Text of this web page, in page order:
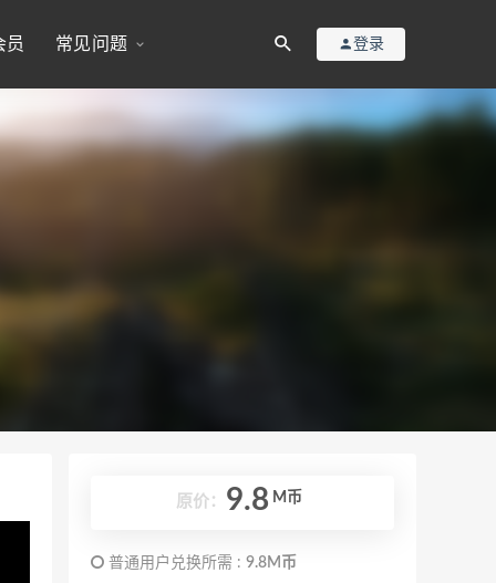
员 常见问题 登录
原价： 9.8 M币
普通用户兑换所需 : 9.8M币